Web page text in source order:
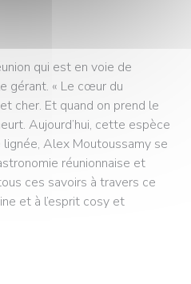
qui est en voie de
gérant. « Le cœur du
cher. Et quand on prend le
Aujourd’hui, cette espèce
Alex Moutoussamy se
réunionnaise et
ces savoirs à travers ce
et à l’esprit cosy et